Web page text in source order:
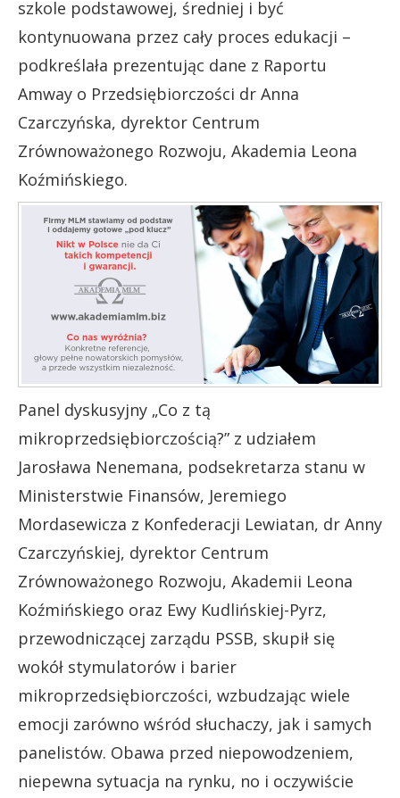
szkole podstawowej, średniej i być
kontynuowana przez cały proces edukacji –
podkreślała prezentując dane z Raportu
Amway o Przedsiębiorczości dr Anna
Czarczyńska, dyrektor Centrum
Zrównoważonego Rozwoju, Akademia Leona
Koźmińskiego.
Panel dyskusyjny „Co z tą
mikroprzedsiębiorczością?” z udziałem
Jarosława Nenemana, podsekretarza stanu w
Ministerstwie Finansów, Jeremiego
Mordasewicza z Konfederacji Lewiatan, dr Anny
Czarczyńskiej, dyrektor Centrum
Zrównoważonego Rozwoju, Akademii Leona
Koźmińskiego oraz Ewy Kudlińskiej-Pyrz,
przewodniczącej zarządu PSSB, skupił się
wokół stymulatorów i barier
mikroprzedsiębiorczości, wzbudzając wiele
emocji zarówno wśród słuchaczy, jak i samych
panelistów. Obawa przed niepowodzeniem,
niepewna sytuacja na rynku, no i oczywiście